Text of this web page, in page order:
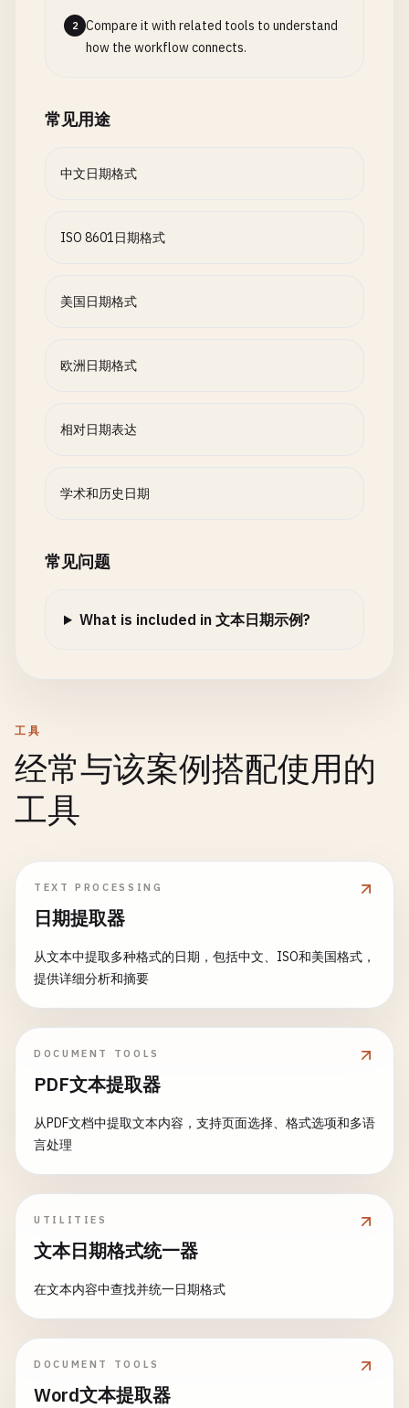
2
Compare it with related tools to understand
how the workflow connects.
常见用途
中文日期格式
ISO 8601日期格式
美国日期格式
欧洲日期格式
相对日期表达
学术和历史日期
常见问题
What is included in 文本日期示例?
工具
经常与该案例搭配使用的
工具
TEXT PROCESSING
日期提取器
从文本中提取多种格式的日期，包括中文、ISO和美国格式，
提供详细分析和摘要
DOCUMENT TOOLS
PDF文本提取器
从PDF文档中提取文本内容，支持页面选择、格式选项和多语
言处理
UTILITIES
文本日期格式统一器
在文本内容中查找并统一日期格式
DOCUMENT TOOLS
Word文本提取器